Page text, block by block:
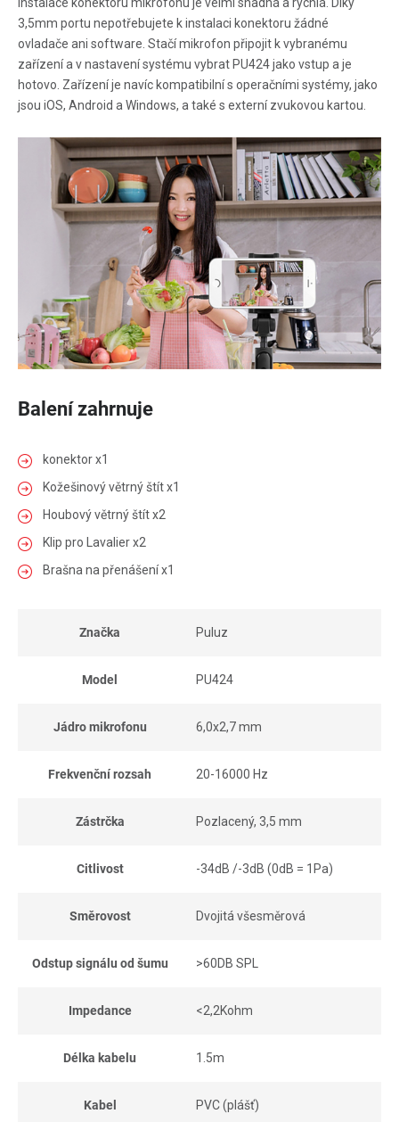
Instalace konektoru mikrofonu je velmi snadná a rychlá. Díky
3,5mm portu nepotřebujete k instalaci konektoru žádné
ovladače ani software. Stačí mikrofon připojit k vybranému
zařízení a v nastavení systému vybrat PU424 jako vstup a je
hotovo. Zařízení je navíc kompatibilní s operačními systémy, jako
jsou iOS, Android a Windows, a také s externí zvukovou kartou.
Balení zahrnuje
konektor x1
Kožešinový větrný štít x1
Houbový větrný štít x2
Klip pro Lavalier x2
Brašna na přenášení x1
Značka Puluz
Model PU424
Jádro mikrofonu 6,0x2,7 mm
Frekvenční rozsah 20-16000 Hz
Zástrčka Pozlacený, 3,5 mm
Citlivost -34dB /-3dB (0dB = 1Pa)
Směrovost Dvojitá všesměrová
Odstup signálu od šumu >60DB SPL
Impedance <2,2Kohm
Délka kabelu 1.5m
Kabel PVC (plášť)